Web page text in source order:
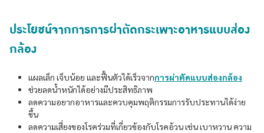
ประโยชน์จากการการผ่าตัดกระเพาะอาหารแบบส่อง
กล้อง
แผลเล็ก เจ็บน้อย และฟื้นตัวได้เร็วจากการผ่าตัดแบบส่องกล้อง
ช่วยลดน้ำหนักได้อย่างมีประสิทธิภาพ
ลดความอยากอาหารและควบคุมพฤติกรรมการรับประทานได้ง่าย
ขึ้น
ลดความเสี่ยงของโรคร่วมที่เกี่ยวข้องกับโรคอ้วน เช่น เบาหวาน ความ